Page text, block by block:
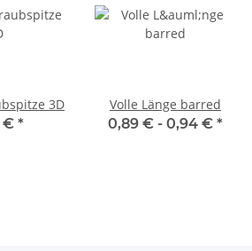
3D
€ *
Volle Länge barred
0,89 € - 0,94 € *